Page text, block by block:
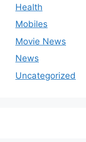
Health
Mobiles
Movie News
News
Uncategorized